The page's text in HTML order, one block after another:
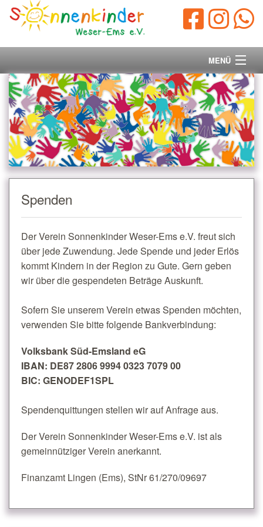
MENÜ
Startseite
Vorstand
Unsere Ziele
Ihre Spende
Kontakt
Spenden
Der Verein Sonnenkinder Weser-Ems e.V. freut sich
über jede Zuwendung. Jede Spende und jeder Erlös
kommt Kindern in der Region zu Gute. Gern geben
wir über die gespendeten Beträge Auskunft.
Sofern Sie unserem Verein etwas Spenden möchten,
verwenden Sie bitte folgende Bankverbindung:
Volksbank Süd-Emsland eG
IBAN: DE87 2806 9994 0323 7079 00
BIC: GENODEF1SPL
Spendenquittungen stellen wir auf Anfrage aus.
Der Verein Sonnenkinder Weser-Ems e.V. ist als
gemeinnütziger Verein anerkannt.
Finanzamt Lingen (Ems), StNr 61/270/09697